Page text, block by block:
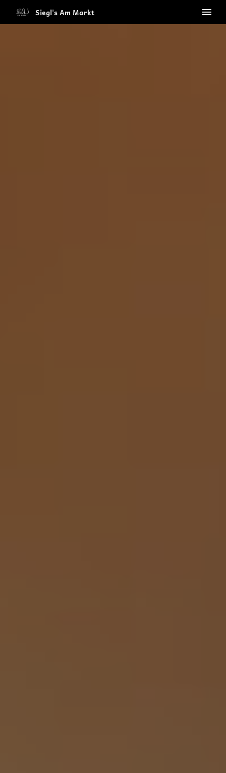
Siegl's Am Markt